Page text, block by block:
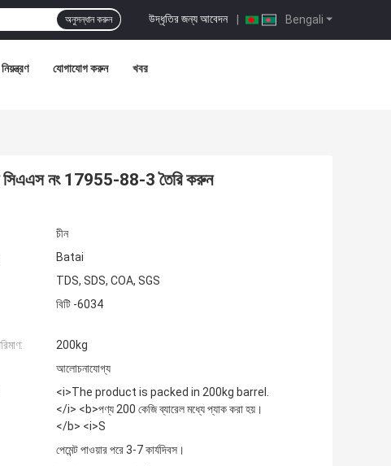
Bengali
উদ্ধৃতির জন্য আবেদন |
অনুসন্ধান করুন
যোগাযোগ করুন খবর
সিএএস নং 17955-88-3 তৈরি করুন
চীন
Batai
TDS, SDS, COA, SGS
বিটি -6034
200kg
আলোচনাযোগ্য
<i>The product is packed in 200kg barrel.
</i> <b>পণ্য 200 কেজি ব্যারেল মধ্যে প্যাক করা হয়।
</b> <i>S
পেমেন্ট পাওয়ার পরে 3-7 কার্যদিবস।